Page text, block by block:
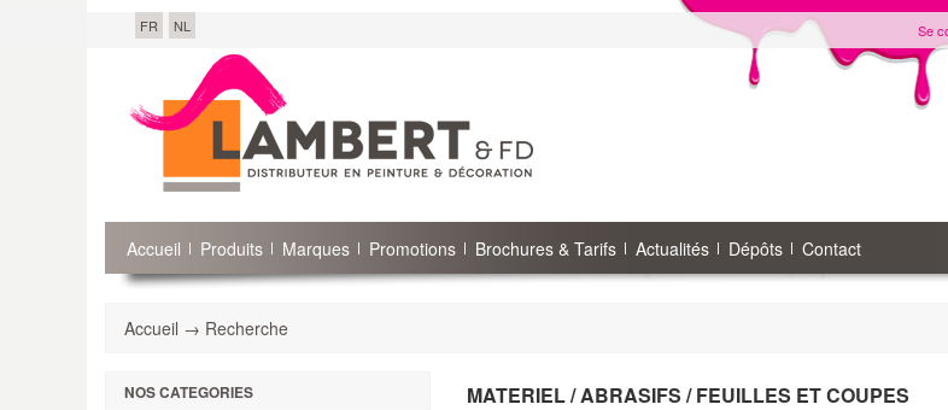
FR NL Se
Accueil Produits Marques Promotions Brochures & Tarifs Actualités Dépôts Contact
Accueil → Recherche
NOS CATEGORIES MATERIEL / ABRASIFS / FEUILLES ET COUPES